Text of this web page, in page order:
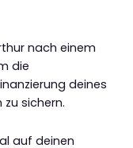
nach einem
die
deines
sichern.
auf deinen